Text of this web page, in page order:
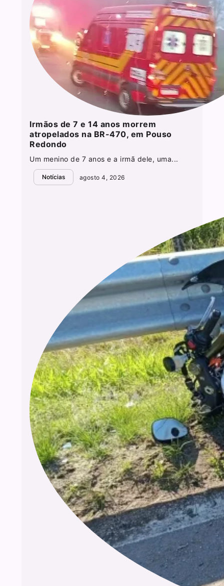
Irmãos de 7 e 14 anos morrem
atropelados na BR-470, em Pouso
Redondo
Um menino de 7 anos e a irmã dele, uma...
Notícias agosto 4, 2026